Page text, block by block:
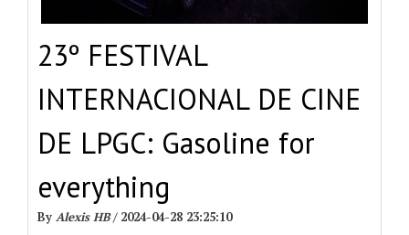
23º FESTIVAL
INTERNACIONAL DE CINE
DE LPGC: Gasoline for
everything
By Alexis HB/ 2024-04-28 23:25:10